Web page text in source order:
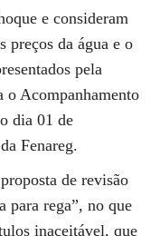
e consideram
preços da água e o
pela
o Acompanhamento
dia 01 de
Fenareg.
de revisão
para rega”, no que
inaceitável, que